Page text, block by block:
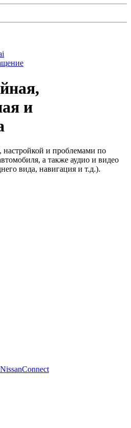
и
настройкой и проблемами по
а также аудио и видео
вида, навигация и т.д.).